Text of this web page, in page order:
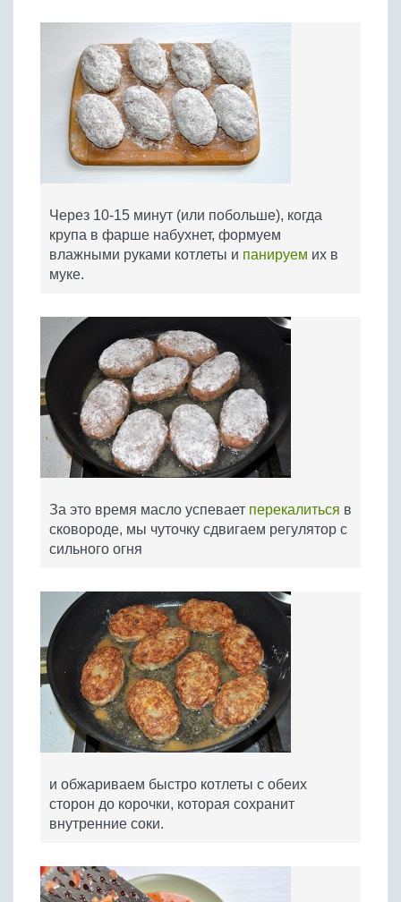
Через 10-15 минут (или побольше), когда
крупа в фарше набухнет, формуем
влажными руками котлеты и панируем их в
муке.
За это время масло успевает перекалиться в
сковороде, мы чуточку сдвигаем регулятор с
сильного огня
и обжариваем быстро котлеты с обеих
сторон до корочки, которая сохранит
внутренние соки.